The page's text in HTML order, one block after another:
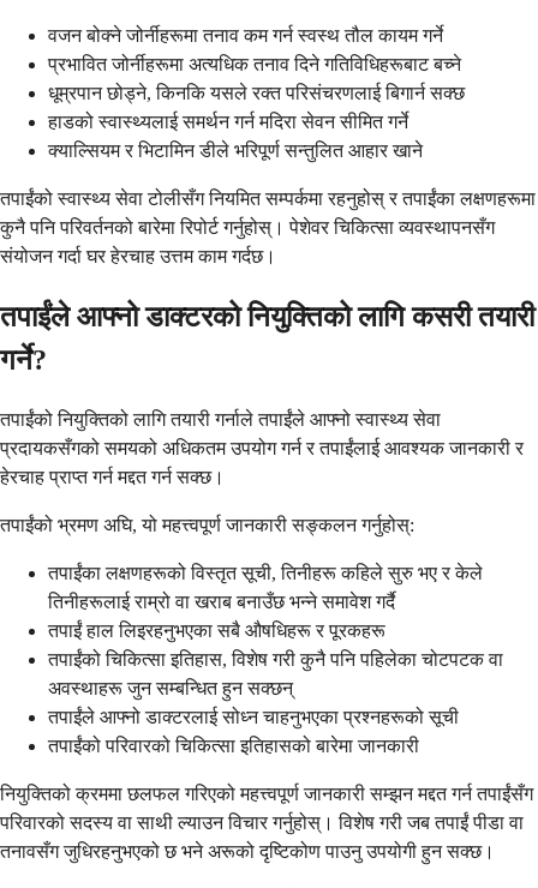
वजन बोक्ने जोर्नीहरूमा तनाव कम गर्न स्वस्थ तौल कायम गर्ने
प्रभावित जोर्नीहरूमा अत्यधिक तनाव दिने गतिविधिहरूबाट बच्ने
धूम्रपान छोड्ने, किनकि यसले रक्त परिसंचरणलाई बिगार्न सक्छ
हाडको स्वास्थ्यलाई समर्थन गर्न मदिरा सेवन सीमित गर्ने
क्याल्सियम र भिटामिन डीले भरिपूर्ण सन्तुलित आहार खाने
तपाईंको स्वास्थ्य सेवा टोलीसँग नियमित सम्पर्कमा रहनुहोस् र तपाईंका लक्षणहरूमा
कुनै पनि परिवर्तनको बारेमा रिपोर्ट गर्नुहोस्। पेशेवर चिकित्सा व्यवस्थापनसँग
संयोजन गर्दा घर हेरचाह उत्तम काम गर्दछ।
तपाईंले आफ्नो डाक्टरको नियुक्तिको लागि कसरी तयारी
गर्ने?
तपाईंको नियुक्तिको लागि तयारी गर्नाले तपाईंले आफ्नो स्वास्थ्य सेवा
प्रदायकसँगको समयको अधिकतम उपयोग गर्न र तपाईंलाई आवश्यक जानकारी र
हेरचाह प्राप्त गर्न मद्दत गर्न सक्छ।
तपाईंको भ्रमण अघि, यो महत्त्वपूर्ण जानकारी सङ्कलन गर्नुहोस्:
तपाईंका लक्षणहरूको विस्तृत सूची, तिनीहरू कहिले सुरु भए र केले
तिनीहरूलाई राम्रो वा खराब बनाउँछ भन्ने समावेश गर्दै
तपाईं हाल लिइरहनुभएका सबै औषधिहरू र पूरकहरू
तपाईंको चिकित्सा इतिहास, विशेष गरी कुनै पनि पहिलेका चोटपटक वा
अवस्थाहरू जुन सम्बन्धित हुन सक्छन्
तपाईंले आफ्नो डाक्टरलाई सोध्न चाहनुभएका प्रश्नहरूको सूची
तपाईंको परिवारको चिकित्सा इतिहासको बारेमा जानकारी
नियुक्तिको क्रममा छलफल गरिएको महत्त्वपूर्ण जानकारी सम्झन मद्दत गर्न तपाईंसँग
परिवारको सदस्य वा साथी ल्याउन विचार गर्नुहोस्। विशेष गरी जब तपाईं पीडा वा
तनावसँग जुधिरहनुभएको छ भने अरूको दृष्टिकोण पाउनु उपयोगी हुन सक्छ।